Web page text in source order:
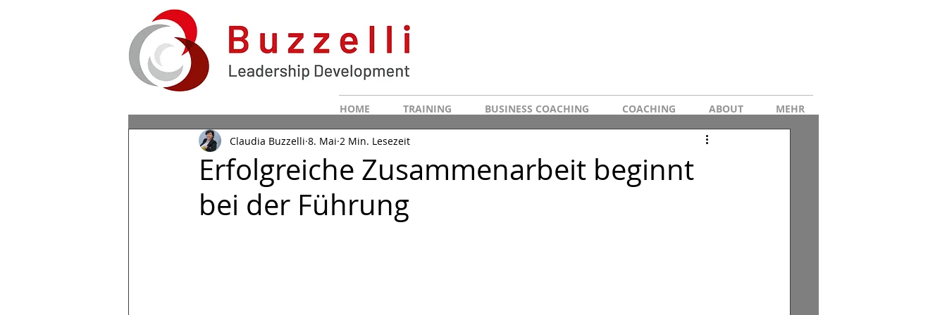
HOME TRAINING BUSINESS COACHING COACHING ABOUT MEHR
Erfolgreiche Zusammenarbeit beginnt
bei der Führung
Claudia Buzzelli 8. Mai 2 Min. Lesezeit